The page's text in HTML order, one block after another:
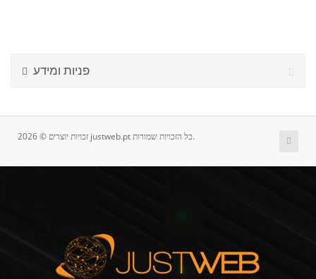
פניות ומידע
זכויות יוצרים © 2026 justweb.pt כל הזכויות שמורות.